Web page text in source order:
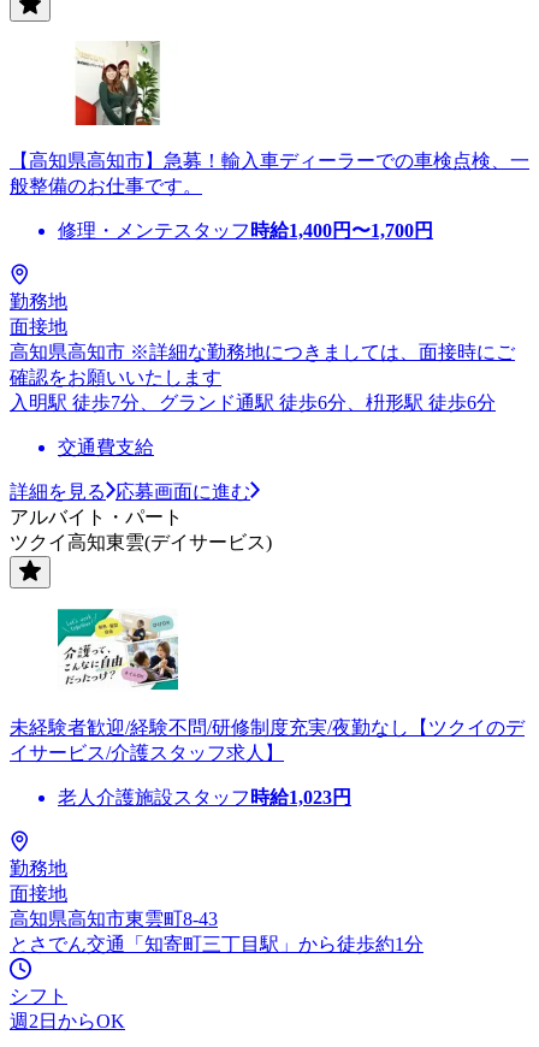
【高知県高知市】急募！輸入車ディーラーでの車検点検、一
般整備のお仕事です。
修理・メンテスタッフ 時給1,400円〜1,700円
勤務地
面接地
高知県高知市 ※詳細な勤務地につきましては、面接時にご
確認をお願いいたします
入明駅 徒歩7分、グランド通駅 徒歩6分、枡形駅 徒歩6分
交通費支給
詳細を見る
応募画面に進む
アルバイト・パート
ツクイ高知東雲(デイサービス)
未経験者歓迎/経験不問/研修制度充実/夜勤なし【ツクイのデ
イサービス/介護スタッフ求人】
老人介護施設スタッフ 時給1,023円
勤務地
面接地
高知県高知市東雲町8-43
とさでん交通「知寄町三丁目駅」から徒歩約1分
シフト
週2日からOK